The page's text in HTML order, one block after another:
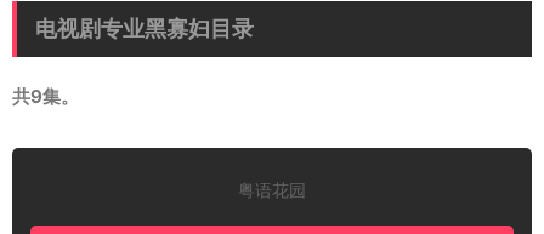
电视剧专业黑寡妇目录
共9集。
粤语花园